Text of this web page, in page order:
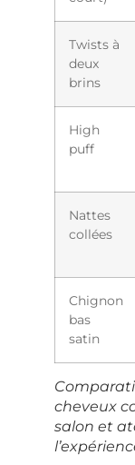
Twists à
deux
brins
High
puff
Nattes
collées
Chignon
bas
satin
cheveux
salon et